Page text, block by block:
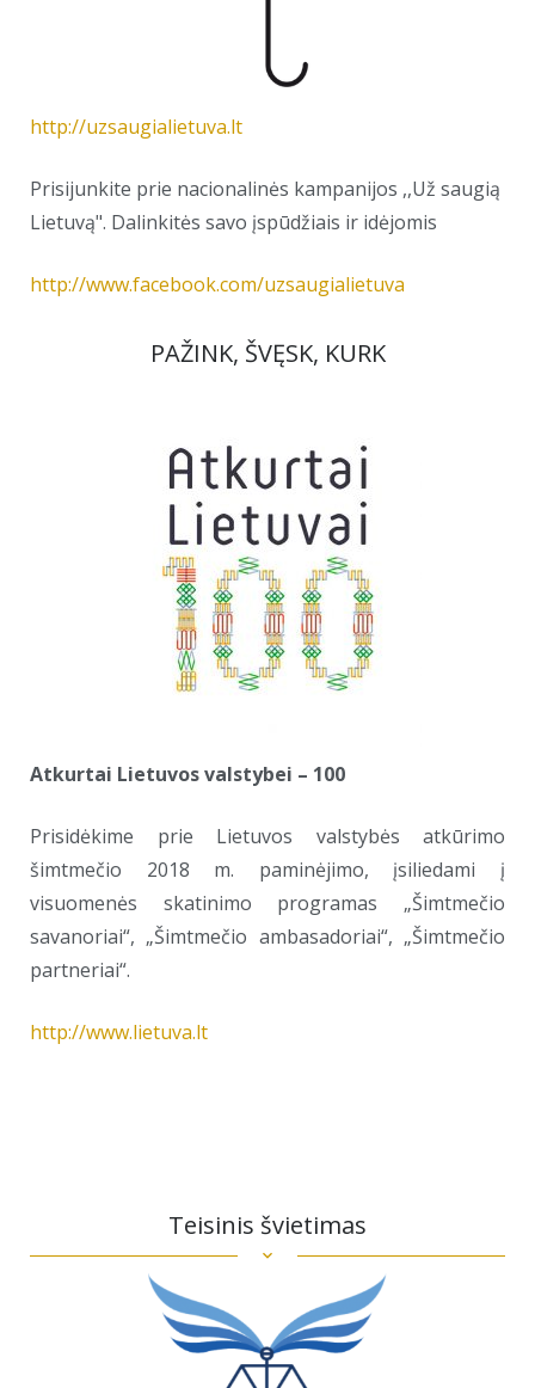
http://uzsaugialietuva.lt
Prisijunkite prie nacionalinės kampanijos ,,Už saugią
Lietuvą". Dalinkitės savo įspūdžiais ir idėjomis
http://www.facebook.com/uzsaugialietuva
PAŽINK, ŠVĘSK, KURK
Atkurtai Lietuvos valstybei – 100
Prisidėkime prie Lietuvos valstybės atkūrimo
šimtmečio 2018 m. paminėjimo, įsiliedami į
visuomenės skatinimo programas „Šimtmečio
savanoriai“, „Šimtmečio ambasadoriai“, „Šimtmečio
partneriai“.
http://www.lietuva.lt
Teisinis švietimas